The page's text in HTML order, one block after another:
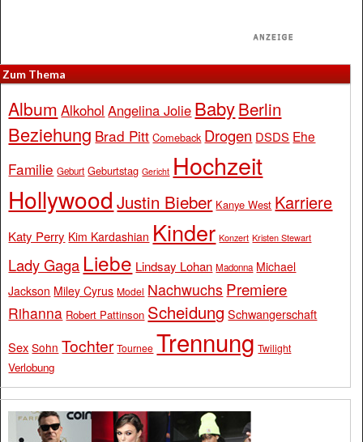
Zum Thema
Album Alkohol Angelina Jolie BabyBerlin
Beziehung Brad Pitt Comeback Drogen DSDS Ehe
Familie Geburt Geburtstag Gericht Hochzeit
Hollywood Justin Bieber Kanye West Karriere
Katy Perry Kim Kardashian Kinder Konzert Kristen Stewart
Lady Gaga Liebe Lindsay Lohan Madonna Michael
Jackson Miley Cyrus Model Nachwuchs Premiere
Rihanna Robert Pattinson Scheidung Schwangerschaft
Sex Sohn Tochter Tournee Trennung Twilight
Verlobung